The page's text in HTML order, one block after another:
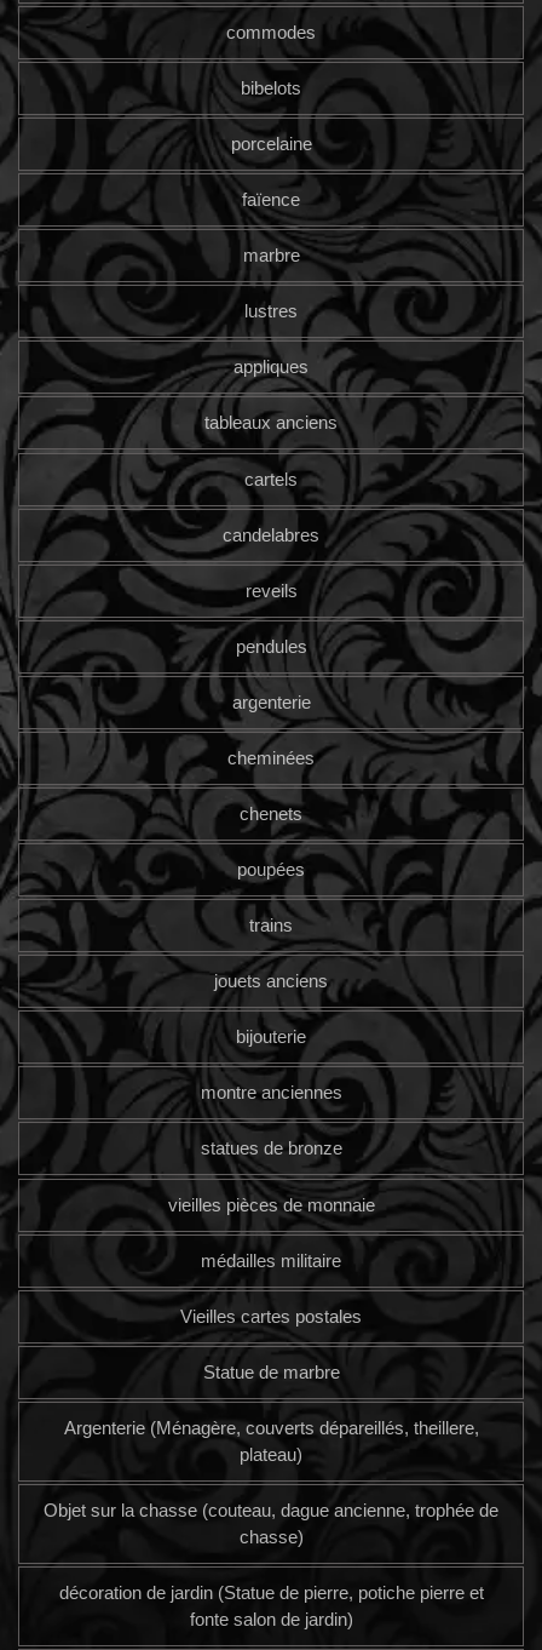
commodes
bibelots
porcelaine
faïence
marbre
lustres
appliques
tableaux anciens
cartels
candelabres
reveils
pendules
argenterie
cheminées
chenets
poupées
trains
jouets anciens
bijouterie
montre anciennes
statues de bronze
vieilles pièces de monnaie
médailles militaire
Vieilles cartes postales
Statue de marbre
Argenterie (Ménagère, couverts dépareillés, theillere,
plateau)
Objet sur la chasse (couteau, dague ancienne, trophée de
chasse)
décoration de jardin (Statue de pierre, potiche pierre et
fonte salon de jardin)